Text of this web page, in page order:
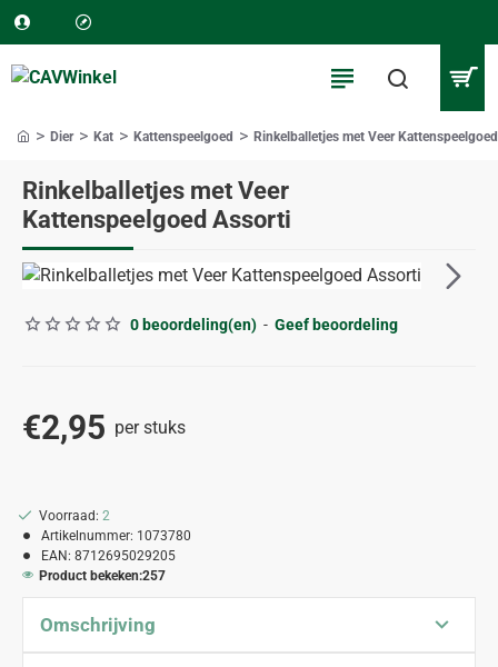
Rinkelballetjes met Veer
Kattenspeelgoed Assorti
Dier Kat Kattenspeelgoed Rinkelballetjes met Veer
0 beoordeling(en) - Geef beoordeling
€2,95 per stuks
Voorraad: 2
Artikelnummer: 1073780
EAN: 8712695029205
Product bekeken:257
Omschrijving